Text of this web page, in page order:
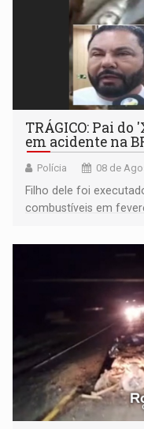
TRÁGICO: Pai
em acidente na
Polícia 08 de
Filho dele foi
combustíveis em